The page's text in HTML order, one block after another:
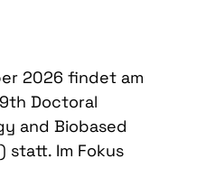
2026 findet am
Doctoral
and Biobased
statt. Im Fokus